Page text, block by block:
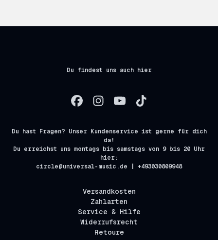
Du findest uns auch hier
Du hast Fragen? Unser Kundenservice ist gerne für dich
da!
Du erreichst uns montags bis samstags von 9 bis 20 Uhr
hier:
circle@universal-music.de | +493030809948
Versandkosten
Zahlarten
Service & Hilfe
Widerrufsrecht
Retoure